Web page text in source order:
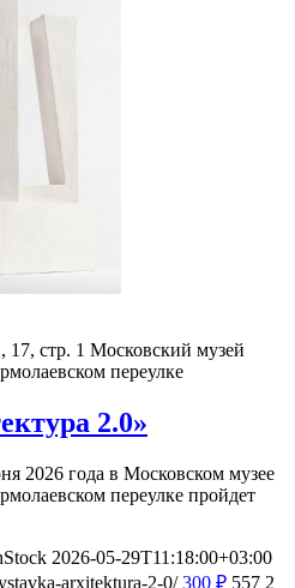
стр. 1 Московский музей
переулке
2.0»
2026 года в Московском музее
переулке пройдет
2026-05-29T11:18:00+03:00
arxitektura-2-0/ 300 ₽ 557 2